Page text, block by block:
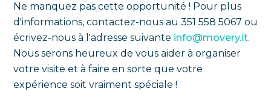
Ne manquez pas cette opportunité ! Pour plus
d'informations, contactez-nous au 351 558 5067 ou
écrivez-nous à l'adresse suivante info@movery.it.
Nous serons heureux de vous aider à organiser
votre visite et à faire en sorte que votre
expérience soit vraiment spéciale !